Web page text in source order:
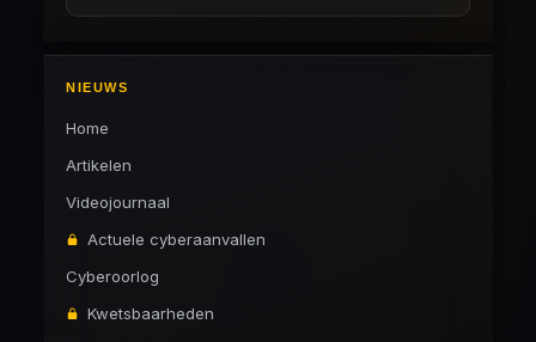
NIEUWS
Home
Artikelen
Videojournaal
Actuele cyberaanvallen
Cyberoorlog
Kwetsbaarheden